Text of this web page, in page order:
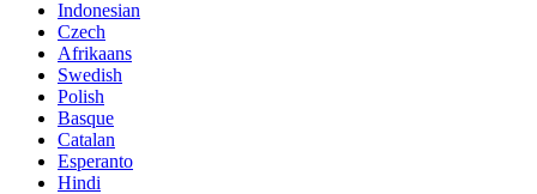
Indonesian
Czech
Afrikaans
Swedish
Polish
Basque
Catalan
Esperanto
Hindi